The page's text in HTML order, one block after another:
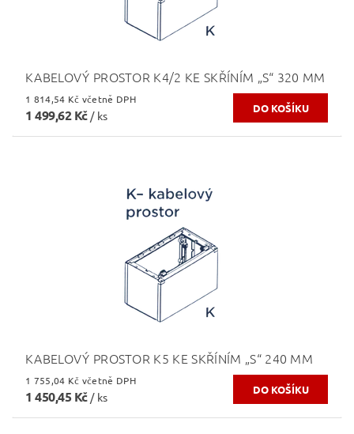
KABELOVÝ PROSTOR K4/2 KE SKŘÍNÍM „S“ 320 MM
1 814,54 Kč včetně DPH
1 499,62 Kč / ks
KABELOVÝ PROSTOR K5 KE SKŘÍNÍM „S“ 240 MM
1 755,04 Kč včetně DPH
1 450,45 Kč / ks